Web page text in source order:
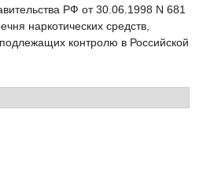
РФ от 30.06.1998 N 681
наркотических средств,
контролю в Российской